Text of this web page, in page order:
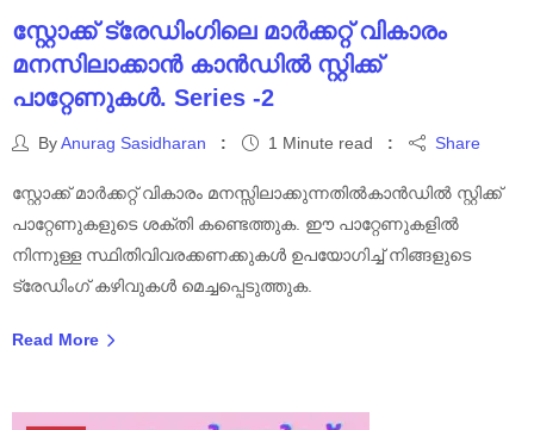
സ്റ്റോക്ക് ട്രേഡിംഗിലെ മാർക്കറ്റ് വികാരം
മനസിലാക്കാൻ കാൻഡിൽ സ്റ്റിക്ക്
പാറ്റേണുകൾ. Series -2
ByAnurag Sasidharan 1 Minute read Share
സ്റ്റോക്ക് മാർക്കറ്റ് വികാരം മനസ്സിലാക്കുന്നതിൽകാൻഡിൽ സ്റ്റിക്ക്
പാറ്റേണുകളുടെ ശക്തി കണ്ടെത്തുക. ഈ പാറ്റേണുകളിൽ
നിന്നുള്ള സ്ഥിതിവിവരക്കണക്കുകൾ ഉപയോഗിച്ച് നിങ്ങളുടെ
ട്രേഡിംഗ് കഴിവുകൾ മെച്ചപ്പെടുത്തുക.
Read More